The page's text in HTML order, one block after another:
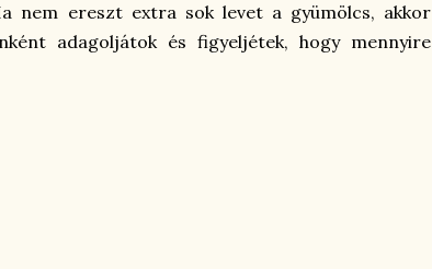
nem ereszt extra sok levet a gyümölcs, akkor
adagoljátok és figyeljétek, hogy mennyire